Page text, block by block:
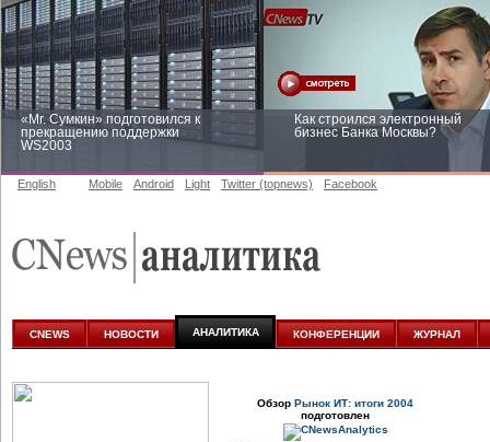
«Mr. Сумкин» подготовился к
прекращению поддержки
WS2003
Как строился электронный
бизнес Банка Москвы?
аналитике
English Mobile Android Light Twitter (topnews) Facebook
CNEWS НОВОСТИ АНАЛИТИКА КОНФЕРЕНЦИИ ЖУРНАЛ
Обзор Рынок ИТ: итоги 2004
подготовлен